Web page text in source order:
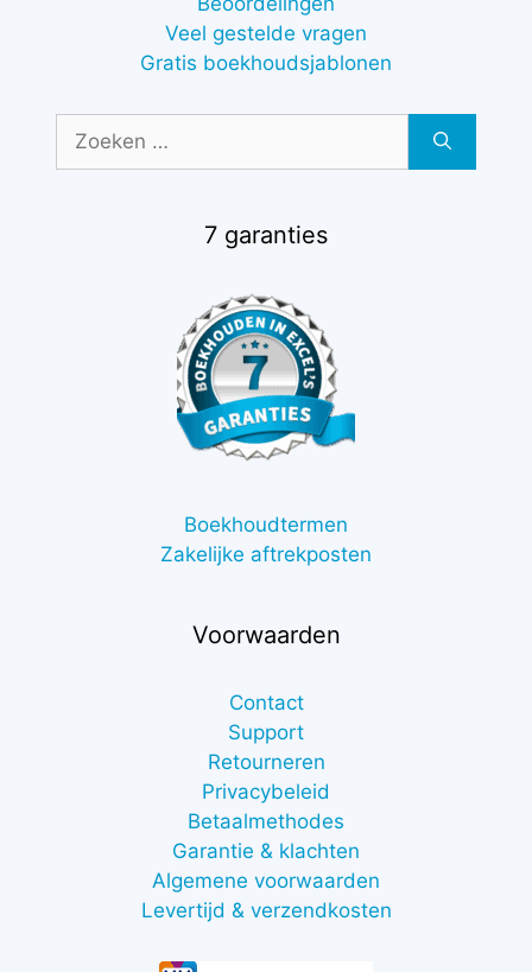
Veel gestelde vragen
Gratis boekhoudsjablonen
naar:
7 garanties
Boekhoudtermen
Zakelijke aftrekposten
Voorwaarden
Contact
Support
Retourneren
Privacybeleid
Betaalmethodes
Garantie & klachten
Algemene voorwaarden
Levertijd & verzendkosten